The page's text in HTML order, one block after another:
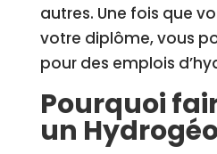
autres. Une fois que
votre diplôme, vous
pour des emplois
Pourquoi
un